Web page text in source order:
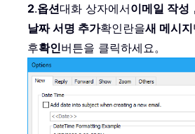
2.옵션대화 상자에서이메일 작성
날짜 서명 추가확인란을새 메시지
후확인버튼을 클릭하세요。